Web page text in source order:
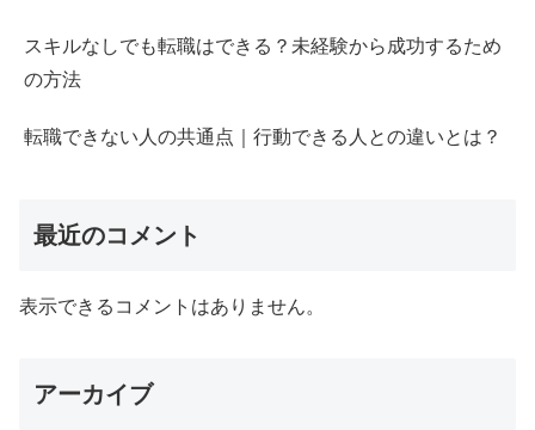
スキルなしでも転職はできる？未経験から成功するため
の方法
転職できない人の共通点｜行動できる人との違いとは？
最近のコメント
表示できるコメントはありません。
アーカイブ